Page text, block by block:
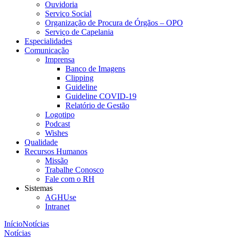
Ouvidoria
Serviço Social
Organização de Procura de Órgãos – OPO
Serviço de Capelania
Especialidades
Comunicação
Imprensa
Banco de Imagens
Clipping
Guideline
Guideline COVID-19
Relatório de Gestão
Logotipo
Podcast
Wishes
Qualidade
Recursos Humanos
Missão
Trabalhe Conosco
Fale com o RH
Sistemas
AGHUse
Intranet
InícioNotícias
Notícias